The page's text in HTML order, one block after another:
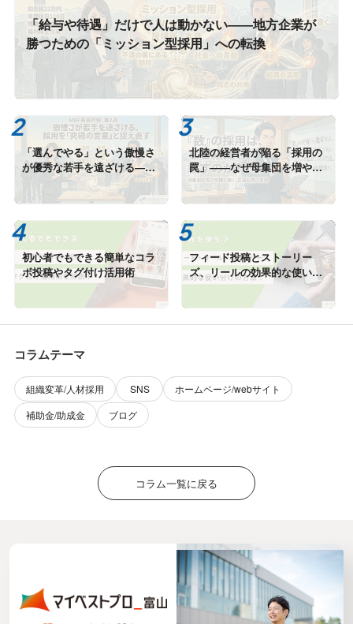
「給与や待遇」だけで人は動かない――地方企業が
勝つための「ミッション型採用」への転換
「選んでやる」という傲慢さ
が優秀な若手を遠ざける――
採用を「究極の営業」と捉え
直す
北陸の経営者が陥る「採用の
罠」――なぜ母集団を増やし
ても組織は弱くなるのか？
初心者でもできる簡単なコラ
ボ投稿やタグ付け活用術
フィード投稿とストーリー
ズ、リールの効果的な使い分
け方
コラムテーマ
組織変革/人材採用 SNS
ホームページ/webサイト
補助金/助成金
ブログ
コラム一覧に戻る